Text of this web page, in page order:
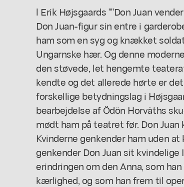
l Erik Højsgaards ""Don Juan
Don Juan-figur sin entre i
ham som en syg og knækket
Ungarnske hær. Og denne
den støvede, let hengemte
kendte og det allerede hørte er
forskellige betydningslag i
bearbejdelse af Ödön Horvàths
mødt ham på teatret før. Don
Kvinderne genkender ham uden
genkender Don Juan sit
erindringen om den Anna, som
kærlighed, og som han frem til